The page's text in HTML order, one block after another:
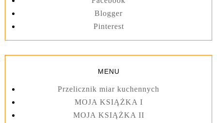
Blogger
Pinterest
MENU
Przelicznik miar kuchennych
MOJA KSIĄŻKA I
MOJA KSIĄŻKA II